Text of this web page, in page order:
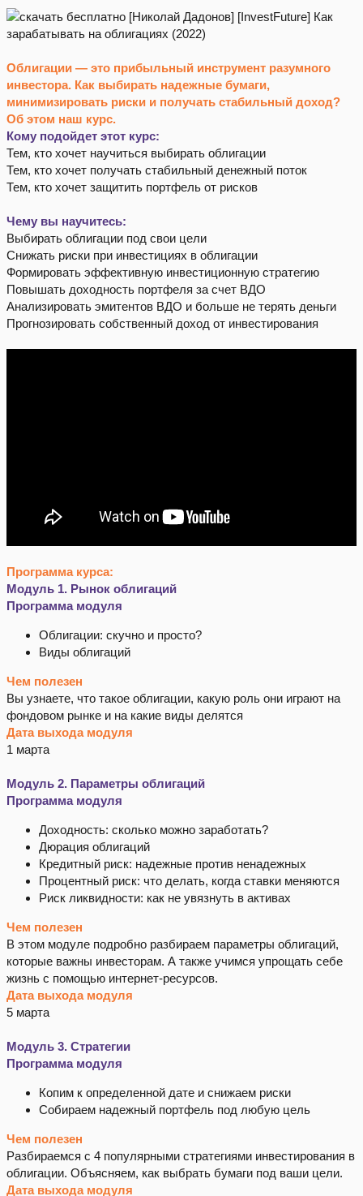
Облигации — это прибыльный инструмент разумного
инвестора. Как выбирать надежные бумаги,
минимизировать риски и получать стабильный доход?
Об этом наш курс.
Кому подойдет этот курс:
Тем, кто хочет научиться выбирать облигации
Тем, кто хочет получать стабильный денежный поток
Тем, кто хочет защитить портфель от рисков
Чему вы научитесь:
Выбирать облигации под свои цели
Снижать риски при инвестициях в облигации
Формировать эффективную инвестиционную стратегию
Повышать доходность портфеля за счет ВДО
Анализировать эмитентов ВДО и больше не терять деньги
Прогнозировать собственный доход от инвестирования
Программа курса:
Модуль 1. Рынок облигаций
Программа модуля
Облигации: скучно и просто?
Виды облигаций
Чем полезен
Вы узнаете, что такое облигации, какую роль они играют на
фондовом рынке и на какие виды делятся
Дата выхода модуля
1 марта
Модуль 2. Параметры облигаций
Программа модуля
Доходность: сколько можно заработать?
Дюрация облигаций
Кредитный риск: надежные против ненадежных
Процентный риск: что делать, когда ставки меняются
Риск ликвидности: как не увязнуть в активах
Чем полезен
В этом модуле подробно разбираем параметры облигаций,
которые важны инвесторам. А также учимся упрощать себе
жизнь с помощью интернет-ресурсов.
Дата выхода модуля
5 марта
Модуль 3. Стратегии
Программа модуля
Копим к определенной дате и снижаем риски
Собираем надежный портфель под любую цель
Чем полезен
Разбираемся с 4 популярными стратегиями инвестирования в
облигации. Объясняем, как выбрать бумаги под ваши цели.
Дата выхода модуля